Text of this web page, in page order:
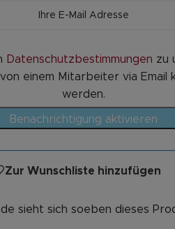
Datenschutzbestimmungen zu
einem Mitarbeiter via Email
werden.
Benachrichtigung aktivieren
Zur Wunschliste hinzufügen
sieht sich soeben dieses